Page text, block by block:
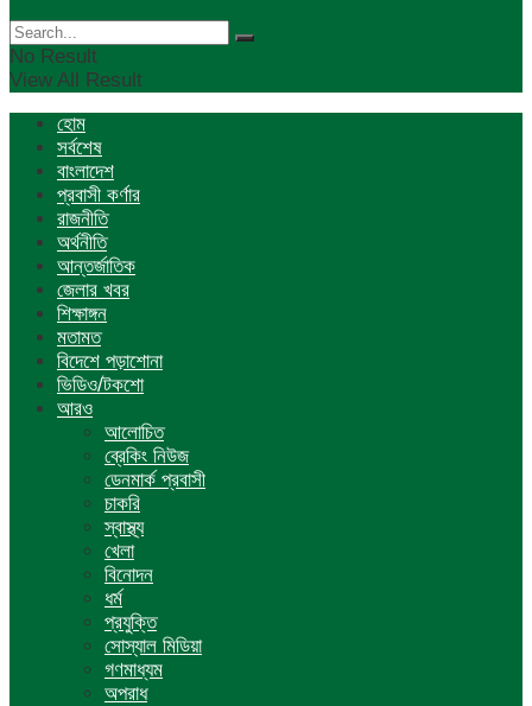
No Result
View All Result
হোম
সর্বশেষ
বাংলাদেশ
প্রবাসী কর্ণার
রাজনীতি
অর্থনীতি
আন্তর্জাতিক
জেলার খবর
শিক্ষাঙ্গন
মতামত
বিদেশে পড়াশোনা
ভিডিও/টকশো
আরও
আলোচিত
ব্রেকিং নিউজ
ডেনমার্ক প্রবাসী
চাকরি
স্বাস্থ্য
খেলা
বিনোদন
ধর্ম
প্রযুক্তি
সোস্যাল মিডিয়া
গণমাধ্যম
অপরাধ